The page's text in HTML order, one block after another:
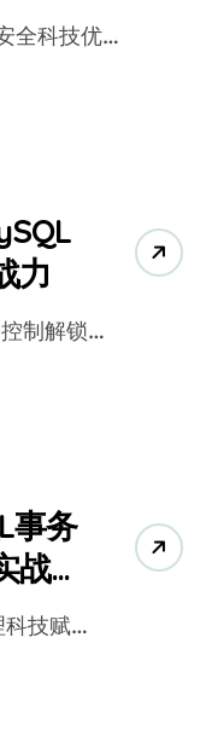
全科技优…
力
控制解锁…
事务
战
科技赋…